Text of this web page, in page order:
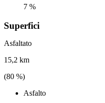
7 %
Superfici
Asfaltato
15,2 km
(80 %)
Asfalto